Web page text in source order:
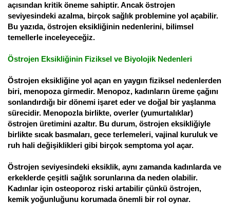
açısından kritik öneme sahiptir. Ancak östrojen
seviyesindeki azalma, birçok sağlık problemine yol açabilir.
Bu yazıda, östrojen eksikliğinin nedenlerini, bilimsel
temellerle inceleyeceğiz.
Östrojen Eksikliğinin Fiziksel ve Biyolojik Nedenleri
Östrojen eksikliğine yol açan en yaygın fiziksel nedenlerden
biri, menopoza girmedir. Menopoz, kadınların üreme çağını
sonlandırdığı bir dönemi işaret eder ve doğal bir yaşlanma
sürecidir. Menopozla birlikte, overler (yumurtalıklar)
östrojen üretimini azaltır. Bu durum, östrojen eksikliğiyle
birlikte sıcak basmaları, gece terlemeleri, vajinal kuruluk ve
ruh hali değişiklikleri gibi birçok semptoma yol açar.
Östrojen seviyesindeki eksiklik, aynı zamanda kadınlarda ve
erkeklerde çeşitli sağlık sorunlarına da neden olabilir.
Kadınlar için osteoporoz riski artabilir çünkü östrojen,
kemik yoğunluğunu korumada önemli bir rol oynar.